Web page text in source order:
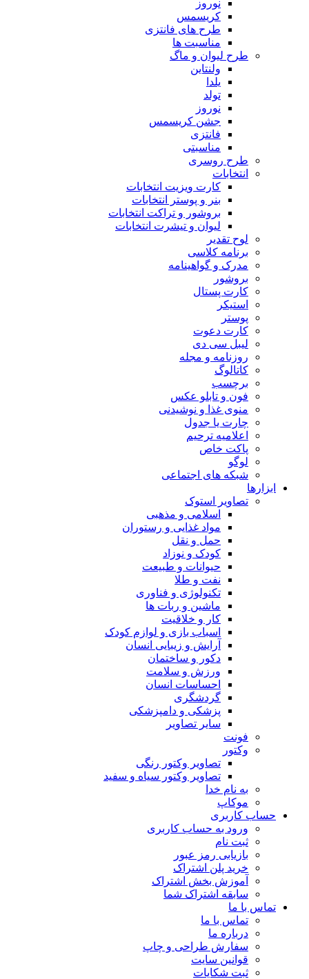
نوروز
کریسمس
طرح های فانتزی
مناسبت ها
طرح لیوان و ماگ
ولنتاین
یلدا
تولد
نوروز
جشن کریسمس
فانتزی
مناسبتی
طرح روسری
انتخابات
کارت ویزیت انتخابات
بنر و پوستر انتخابات
بروشور و تراکت انتخابات
لیوان و تیشرت انتخابات
لوح تقدیر
برنامه کلاسی
مدرک و گواهینامه
بروشور
کارت پستال
استیکر
پوستر
کارت دعوت
لیبل سی دی
روزنامه و مجله
کاتالوگ
برچسب
فون و تابلو عکس
منوی غذا و نوشیدنی
چارت یا جدول
اعلاميه ترحيم
پاکت خاص
لوگو
شبکه های اجتماعی
ابزارها
تصاویر استوک
اسلامی و مذهبی
مواد غذایی و رستوران
حمل و نقل
کودک و نوزاد
حیوانات و طبیعت
نفت و طلا
تکنولوژی و فناوری
ماشین و ربات ها
کار و خلاقیت
اسباب بازی و لوازم کودک
آرایش و زیبایی انسان
دکور و ساختمان
ورزش و سلامت
احساسات انسان
گردشگری
پزشکی و دامپزشکی
سایر تصاویر
فونت
وکتور
تصاویر وکتور رنگی
تصاویر وکتور سیاه و سفید
به نام خدا
موکاپ
حساب کاربری
ورود به حساب کاربری
ثبت نام
بازیابی رمز عبور
خرید پلن اشتراک
آموزش بخش اشتراک
سابقه اشتراک شما
تماس با ما
تماس با ما
درباره ما
سفارش طراحی و چاپ
قوانین سایت
ثبت شکایات